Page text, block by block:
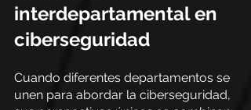
interdepartamental en
ciberseguridad
Cuando diferentes departamentos se
unen para abordar la ciberseguridad,